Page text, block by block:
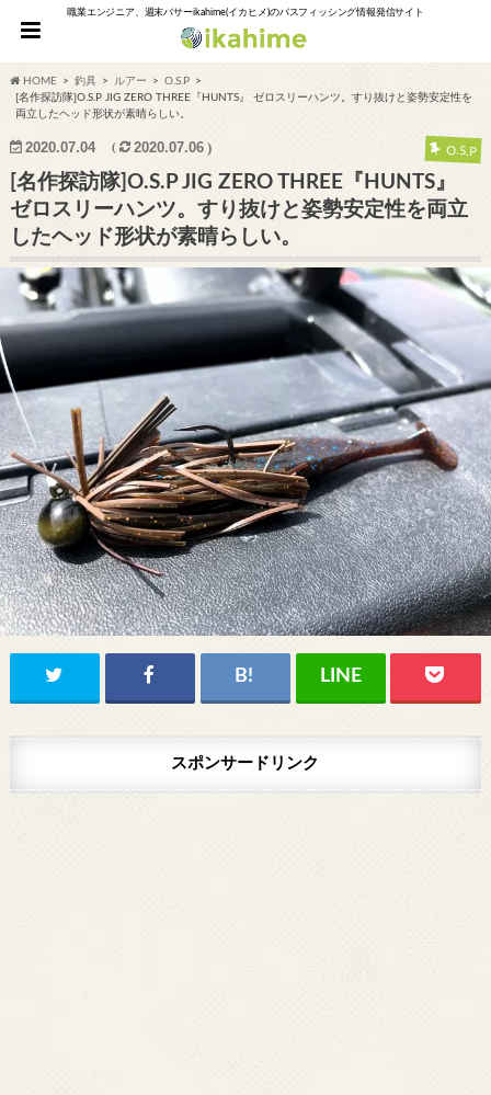
職業エンジニア、週末バサーikahime(イカヒメ)のバスフィッシング情報発信サイト
HOME 釣具 ルアー
O.S.P
[名作探訪隊]O.S.P JIG ZERO THREE『HUNTS』 ゼロスリーハンツ。すり抜けと姿勢安定性を
両立したヘッド形状が素晴らしい。
2020.07.04 2020.07.06 O.S.P
[名作探訪隊]O.S.P JIG ZERO THREE『HUNTS』
ゼロスリーハンツ。すり抜けと姿勢安定性を両立
したヘッド形状が素晴らしい。
スポンサードリンク